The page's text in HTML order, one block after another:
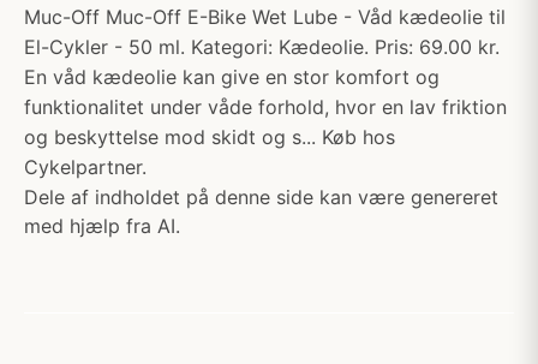
Muc-Off Muc-Off E-Bike Wet Lube - Våd kædeolie til
El-Cykler - 50 ml. Kategori: Kædeolie. Pris: 69.00 kr.
En våd kædeolie kan give en stor komfort og
funktionalitet under våde forhold, hvor en lav friktion
og beskyttelse mod skidt og s... Køb hos
Cykelpartner.
Dele af indholdet på denne side kan være genereret
med hjælp fra AI.